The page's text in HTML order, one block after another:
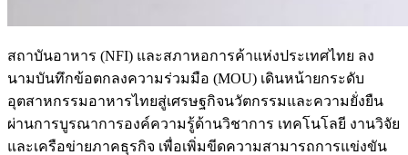
สถาบันอาหาร (NFI) และสภาหอการค้าแห่งประเทศไทย ลง
นามบันทึกข้อตกลงความร่วมมือ (MOU) เดินหน้ายกระดับ
อุตสาหกรรมอาหารไทยสู่เศรษฐกิจนวัตกรรมและความยั่งยืน
ผ่านการบูรณาการองค์ความรู้ด้านวิชาการ เทคโนโลยี งานวิจัย
และเครือข่ายภาคธุรกิจ เพื่อเพิ่มขีดความสามารถการแข่งขัน